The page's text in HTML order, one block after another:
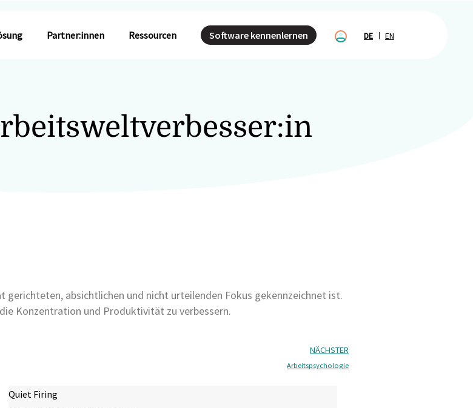
Partner:innen Ressourcen Software kennenlernen DE EN
absichtlichen und nicht urteilenden Fokus gekennzeichnet ist.
Konzentration und Produktivität zu verbessern.
NÄCHSTER
Arbeitspsychologie
Quiet Firing